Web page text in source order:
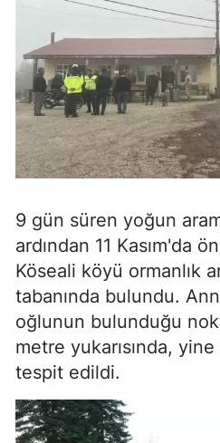
9 gün süren yoğun
ardından 11 Kasım'da
Köseali köyü ormanlık
tabanında bulundu.
oğlunun bulunduğu
metre yukarısında,
tespit edildi.